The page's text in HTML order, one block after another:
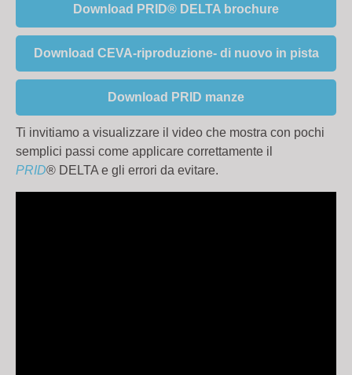
Download PRID® DELTA brochure
Download CEVA-riproduzione- di nuovo in pista
Download PRID manze
Ti invitiamo a visualizzare il video che mostra con pochi
semplici passi come applicare correttamente il
PRID® DELTA e gli errori da evitare.